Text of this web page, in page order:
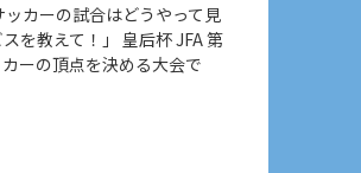
カーの試合はどうやって見
を教えて！」 皇后杯 JFA 第
ーの頂点を決める大会で